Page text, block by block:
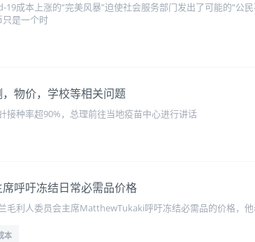
成本上涨的“完美风暴”迫使社会服务部门发出了可能的“
只是一个时
物价，学校等相关问题
种率超90%，总理前往当地疫苗中心进行讲话
呼吁冻结日常必需品价格
毛利人委员会主席MatthewTukaki呼吁冻结必需品的价格，
本